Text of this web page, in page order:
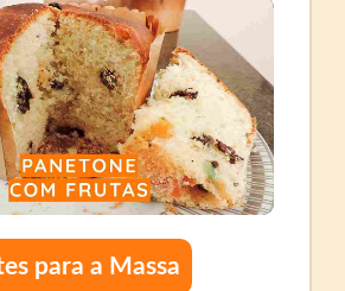
para a Massa